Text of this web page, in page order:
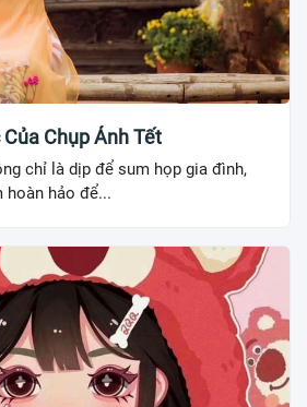
Chụp Ảnh Tết
chỉ là dịp để sum họp gia đình,
hảo để...